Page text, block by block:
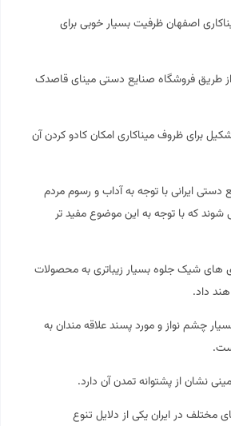
اصفهان ظرفیت بسیار خوبی برای
از طریق فروشگاه صنایع دستی مینای قاصدک
برای ظروف میناکاری امکان کادو کردن آن
ایرانی با توجه به آداب و رسوم مردم
که با توجه به این موضوع مفید تر
های شیک جلوه بسیار زیباتری به محصولات
داد.
چشم نواز و مورد پسند علاقه مندان به
نشان از پشتوانه تمدن آن دارد.
مختلف در ایران یکی از دلایل تنوع